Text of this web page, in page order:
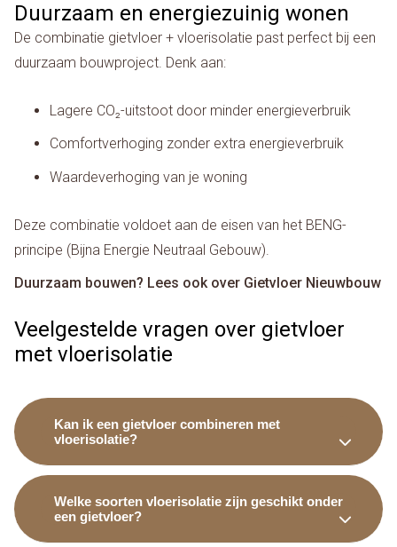
Duurzaam en energiezuinig wonen
De combinatie gietvloer + vloerisolatie past perfect bij een
duurzaam bouwproject. Denk aan:
Lagere CO₂-uitstoot door minder energieverbruik
Comfortverhoging zonder extra energieverbruik
Waardeverhoging van je woning
Deze combinatie voldoet aan de eisen van het BENG-
principe (Bijna Energie Neutraal Gebouw).
Duurzaam bouwen? Lees ook over Gietvloer Nieuwbouw
Veelgestelde vragen over gietvloer
met vloerisolatie
Kan ik een gietvloer combineren met
vloerisolatie?
Welke soorten vloerisolatie zijn geschikt onder
een gietvloer?